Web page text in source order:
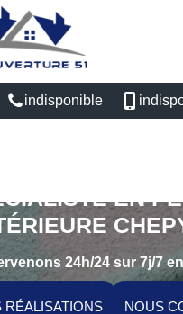
indisponible
EN
24h/24 sur 7j/7
RÉALISATIONS NOUS